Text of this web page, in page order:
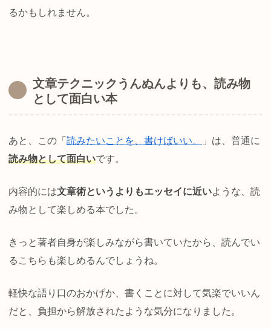
るかもしれません。
文章テクニックうんぬんよりも、読み物
として面白い本
あと、この「 読みたいことを、書けばいい。
」は、普通に
読み物として面白いです。
内容的には文章術というよりもエッセイに近いような、読
み物として楽しめる本でした。
きっと著者自身が楽しみながら書いていたから、読んでい
るこちらも楽しめるんでしょうね。
軽快な語り口のおかげか、書くことに対して気楽でいいん
だと、負担から解放されたような気分になりました。